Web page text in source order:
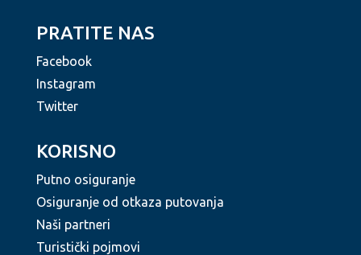
PRATITE NAS
Facebook
Instagram
Twitter
KORISNO
Putno osiguranje
Osiguranje od otkaza putovanja
Naši partneri
Turistički pojmovi